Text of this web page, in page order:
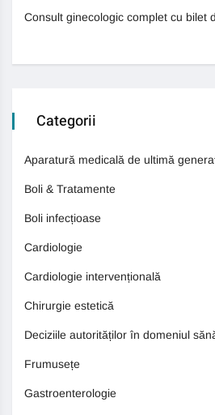
Consult ginecologic complet cu bilet
Categorii
Aparatură medicală de ultimă
Boli & Tratamente
Boli infecțioase
Cardiologie
Cardiologie intervențională
Chirurgie estetică
Deciziile autorităților în domeniul
Frumusețe
Gastroenterologie